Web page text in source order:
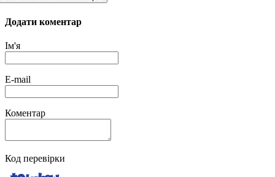
Додати коментар
Ім'я
E-mail
Коментар
Код перевірки